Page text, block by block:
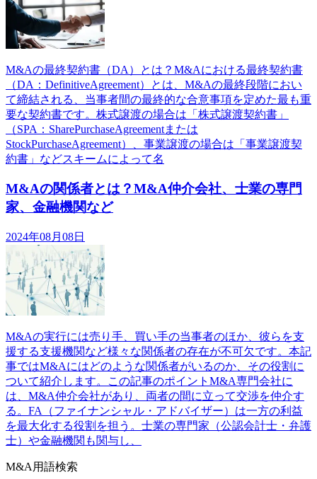
M&Aの最終契約書（DA）とは？M&Aにおける最終契約書
（DA：DefinitiveAgreement）とは、M&Aの最終段階におい
て締結される、当事者間の最終的な合意事項を定めた最も重
要な契約書です。株式譲渡の場合は「株式譲渡契約書」
（SPA：SharePurchaseAgreementまたは
StockPurchaseAgreement）、事業譲渡の場合は「事業譲渡契
約書」などスキームによって名
M&Aの関係者とは？M&A仲介会社、士業の専門
家、金融機関など
2024年08月08日
M&Aの実行には売り手、買い手の当事者のほか、彼らを支
援する支援機関など様々な関係者の存在が不可欠です。本記
事ではM&Aにはどのような関係者がいるのか、その役割に
ついて紹介します。この記事のポイントM&A専門会社に
は、M&A仲介会社があり、両者の間に立って交渉を仲介す
る。FA（ファイナンシャル・アドバイザー）は一方の利益
を最大化する役割を担う。士業の専門家（公認会計士・弁護
士）や金融機関も関与し、
M&A用語検索